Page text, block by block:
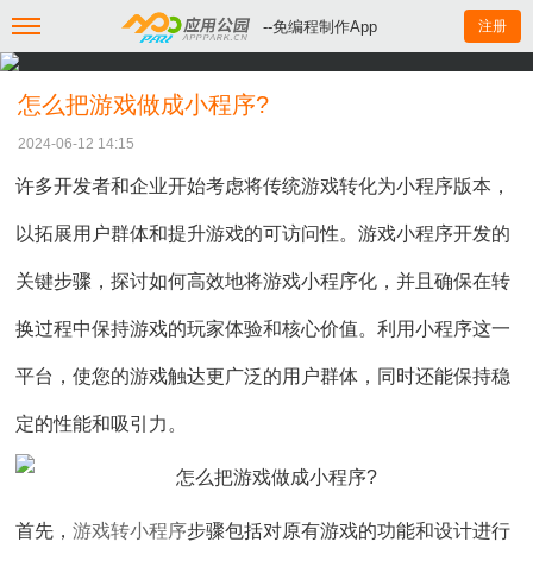
--免编程制作App 注册
怎么把游戏做成小程序?
2024-06-12 14:15
许多开发者和企业开始考虑将传统游戏转化为小程序版本，
以拓展用户群体和提升游戏的可访问性。游戏小程序开发的
关键步骤，探讨如何高效地将游戏小程序化，并且确保在转
换过程中保持游戏的玩家体验和核心价值。利用小程序这一
平台，使您的游戏触达更广泛的用户群体，同时还能保持稳
定的性能和吸引力。
首先， 游戏转小程序步骤包括对原有游戏的功能和设计进行